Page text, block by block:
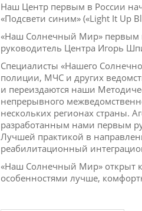
Наш Центр первым в России
«Подсвети синим» («Light It Up
«Наш Солнечный Мир» первым
руководитель Центра Игорь
Специалисты «Нашего
полиции, МЧС и других
и переиздаются наши
непрерывного
нескольких регионах страны.
разработанным нами первым
Лучшей практикой в
реабилитационный
«Наш Солнечный Мир» открыт
особенностями лучше,